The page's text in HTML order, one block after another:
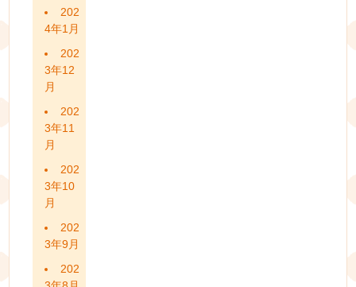
202
4年1月
202
3年12
月
202
3年11
月
202
3年10
月
202
3年9月
202